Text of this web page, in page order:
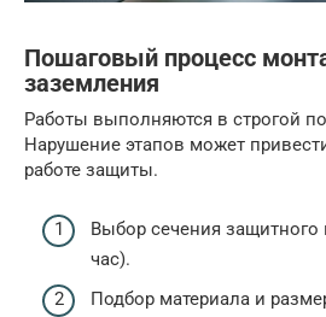
Пошаговый процесс
заземления
Работы выполняются в строгой
Нарушение этапов может
работе защиты.
Выбор сечения
час).
Подбор материала и